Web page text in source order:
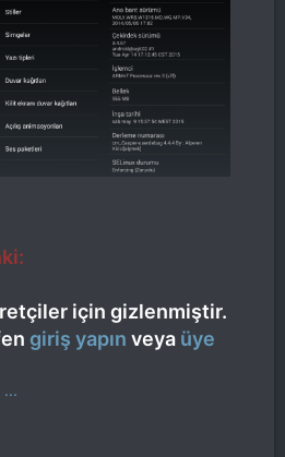
için gizlenmiştir.
giriş yapın veya üye
...